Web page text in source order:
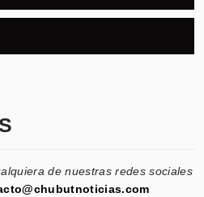
de nuestras redes sociales